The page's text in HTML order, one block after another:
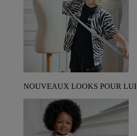
NOUVEAUX LOOKS POUR LUI